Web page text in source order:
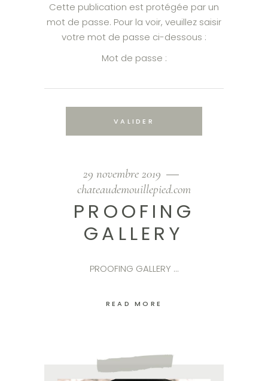
Cette publication est protégée par un
mot de passe. Pour la voir, veuillez saisir
votre mot de passe ci-dessous :
Mot de passe :
29 novembre 2019
chateaudemouillepied.com
PROOFING
GALLERY
PROOFING GALLERY
READ MORE